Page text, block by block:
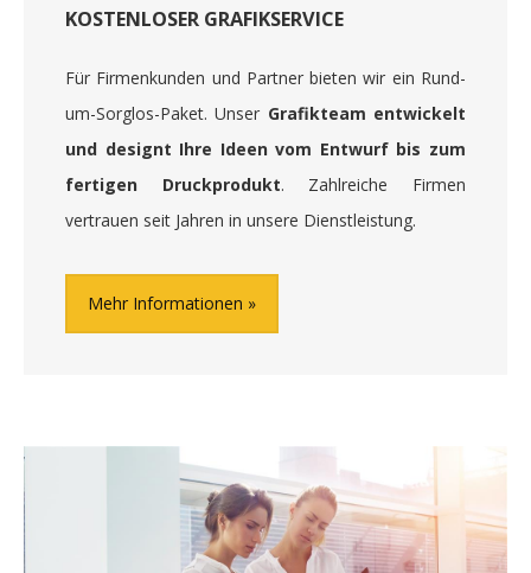
KOSTENLOSER GRAFIKSERVICE
Für Firmenkunden und Partner bieten wir ein Rund-
um-Sorglos-Paket. Unser Grafikteam entwickelt
und designt Ihre Ideen vom Entwurf bis zum
fertigen Druckprodukt. Zahlreiche Firmen
vertrauen seit Jahren in unsere Dienstleistung.
Mehr Informationen